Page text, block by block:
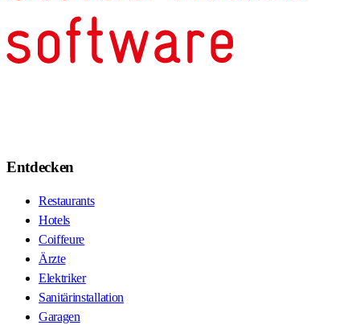
Entdecken
Restaurants
Hotels
Coiffeure
Ärzte
Elektriker
Sanitärinstallation
Garagen